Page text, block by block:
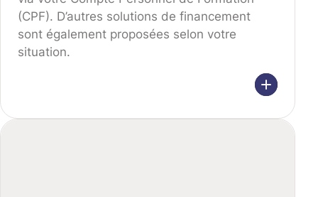
(CPF). D’autres solutions de financement
sont également proposées selon votre
situation.